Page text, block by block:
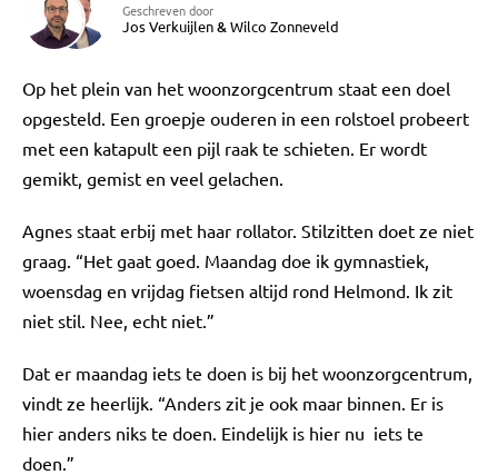
Geschreven door
Jos Verkuijlen&Wilco Zonneveld
Op het plein van het woonzorgcentrum staat een doel
opgesteld. Een groepje ouderen in een rolstoel probeert
met een katapult een pijl raak te schieten. Er wordt
gemikt, gemist en veel gelachen.
Agnes staat erbij met haar rollator. Stilzitten doet ze niet
graag. “Het gaat goed. Maandag doe ik gymnastiek,
woensdag en vrijdag fietsen altijd rond Helmond. Ik zit
niet stil. Nee, echt niet.”
Dat er maandag iets te doen is bij het woonzorgcentrum,
vindt ze heerlijk. “Anders zit je ook maar binnen. Er is
hier anders niks te doen. Eindelijk is hier nu iets te
doen.”